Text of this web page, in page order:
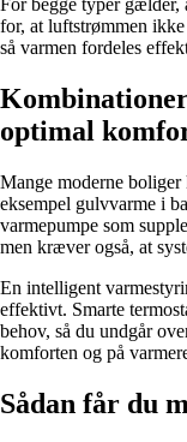
For begge typer
for, at luftstrømmen
så varmen fordeles
optimal
Mange moderne
eksempel gulvvarme i
varmepumpe som
men kræver også, at
En intelligent
effektivt. Smarte
behov, så du undgår
komforten og på
Sådan får du